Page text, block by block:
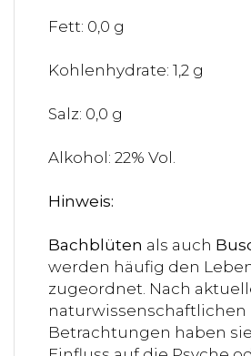
Fett: 0,0 g
Kohlenhydrate: 1,2 g
Salz: 0,0 g
Alkohol: 22% Vol.
Hinweis:
Bachblüten als auch
werden häufig den
zugeordnet. Nach
naturwissenschaftlichen
Betrachtungen haben